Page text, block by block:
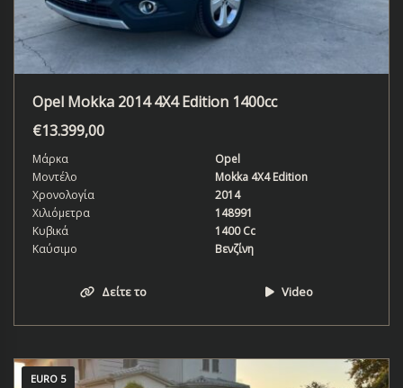
Opel Mokka 2014 4X4 Edition 1400cc
€13.399,00
Μάρκα
Opel
Μοντέλο
Mokka 4X4 Edition
Χρονολογία
2014
Χιλιόμετρα
148991
Κυβικά
1400 Cc
Καύσιμο
Βενζίνη
Δείτε το Video
EURO 5